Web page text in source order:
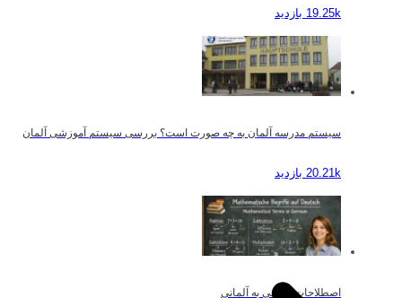
19.25k بازدید
سیستم مدرسه آلمان به چه صورت است؟ بررسی سیستم آموزشی آلمان
20.21k بازدید
اصطلاحات ریاضی به آلمانی